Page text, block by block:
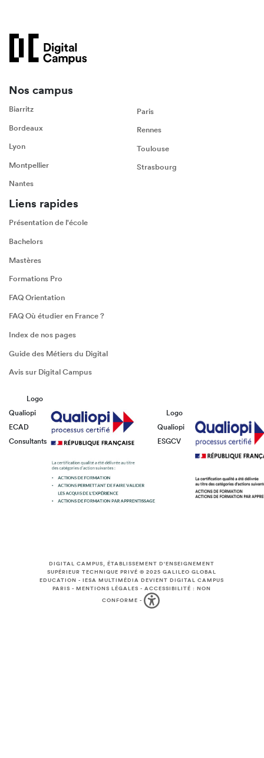
Nos campus
Biarritz
Bordeaux
Lyon
Montpellier
Nantes
Paris
Rennes
Toulouse
Strasbourg
Liens rapides
Présentation de l'école
Bachelors
Mastères
Formations Pro
FAQ Orientation
FAQ Où étudier en France ?
Index de nos pages
Guide des Métiers du Digital
Avis sur Digital Campus
Logo
Qualiopi
ECAD
Consultants
Logo
Qualiopi
ESGCV
DIGITAL CAMPUS, ÉTABLISSEMENT D'ENSEIGNEMENT
SUPÉRIEUR TECHNIQUE PRIVÉ © 2025GALILEO GLOBAL
EDUCATION -IESA MULTIMÉDIA DEVIENT DIGITAL CAMPUS
PARIS -MENTIONS LÉGALES -ACCESSIBILITÉ : NON
CONFORME -